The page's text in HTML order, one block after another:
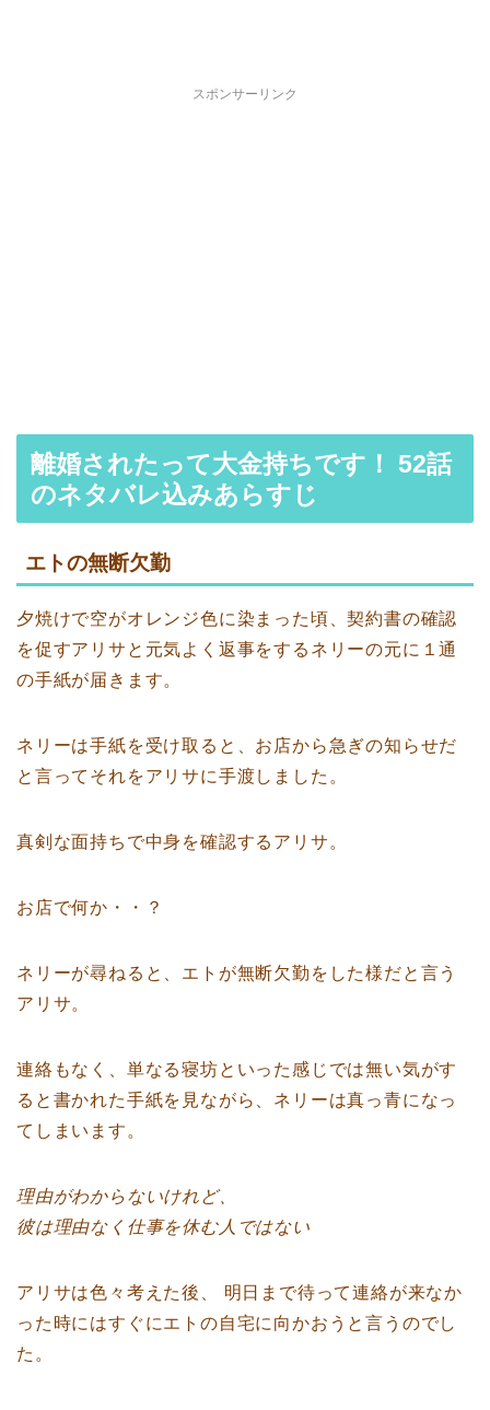
スポンサーリンク
離婚されたって大金持ちです！ 52話
のネタバレ込みあらすじ
エトの無断欠勤
夕焼けで空がオレンジ色に染まった頃、契約書の確認
を促すアリサと元気よく返事をするネリーの元に１通
の手紙が届きます。
ネリーは手紙を受け取ると、お店から急ぎの知らせだ
と言ってそれをアリサに手渡しました。
真剣な面持ちで中身を確認するアリサ。
お店で何か・・？
ネリーが尋ねると、エトが無断欠勤をした様だと言う
アリサ。
連絡もなく、単なる寝坊といった感じでは無い気がす
ると書かれた手紙を見ながら、ネリーは真っ青になっ
てしまいます。
理由がわからないけれど、
彼は理由なく仕事を休む人ではない
アリサは色々考えた後、 明日まで待って連絡が来なか
った時にはすぐにエトの自宅に向かおうと言うのでし
た。